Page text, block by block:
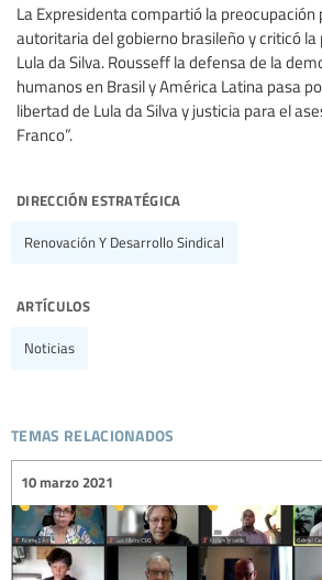
La Expresidenta compartió la preocupación
autoritaria del gobierno brasileño y criticó la
Lula da Silva. Rousseff la defensa de la
humanos en Brasil y América Latina pasa
libertad de Lula da Silva y justicia para el
Franco”.
dirección estratégica
Renovación Y Desarrollo Sindical
artículos
Noticias
temas relacionados
10 marzo 2021